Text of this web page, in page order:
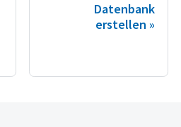
Datenbank
erstellen